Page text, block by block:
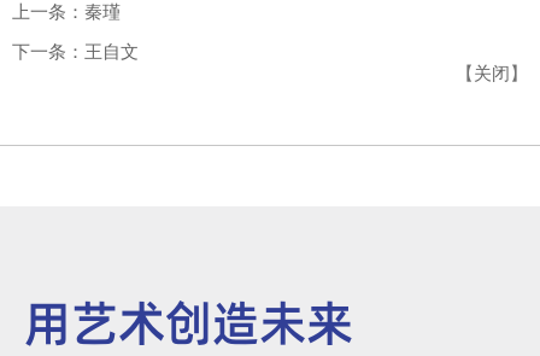
上一条：秦瑾
下一条：王自文
【关闭】
用艺术创造未来